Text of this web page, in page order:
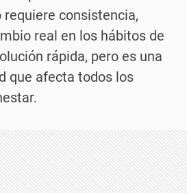
requiere consistencia,
real en los hábitos de
rápida, pero es una
que afecta todos los